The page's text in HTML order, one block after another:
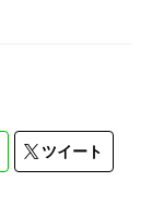
ツイート